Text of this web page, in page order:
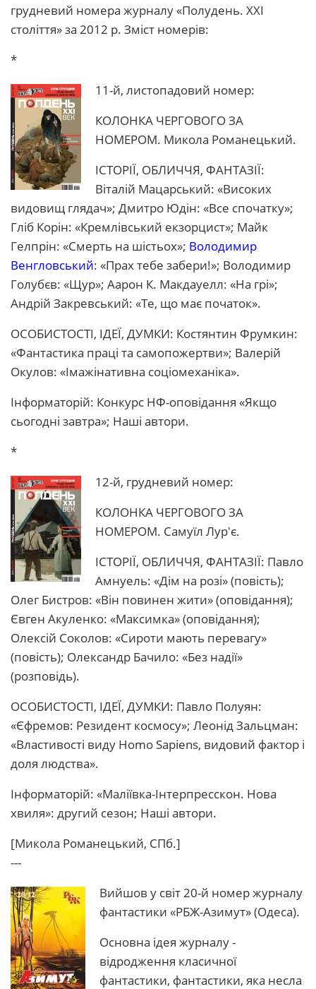
грудневий номера журналу «Полудень. XXI
століття» за 2012 р. Зміст номерів:
*
11-й, листопадовий номер:
КОЛОНКА ЧЕРГОВОГО ЗА
НОМЕРОМ. Микола Романецький.
ІСТОРІЇ, ОБЛИЧЧЯ, ФАНТАЗІЇ:
Віталій Мацарський: «Високих
видовищ глядач»; Дмитро Юдін: «Все спочатку»;
Гліб Корін: «Кремлівський екзорцист»; Майк
Гелпрін: «Смерть на шістьох»; Володимир
Венгловський: «Прах тебе забери!»; Володимир
Голубєв: «Щур»; Аарон К. Макдауелл: «На грі»;
Андрій Закревський: «Те, що має початок».
ОСОБИСТОСТІ, ІДЕЇ, ДУМКИ: Костянтин Фрумкин:
«Фантастика праці та самопожертви»; Валерій
Окулов: «Імажінативна соціомеханіка».
Інформаторій: Конкурс НФ-оповідання «Якщо
сьогодні завтра»; Наші автори.
*
12-й, грудневий номер:
КОЛОНКА ЧЕРГОВОГО ЗА
НОМЕРОМ. Самуїл Лур'є.
ІСТОРІЇ, ОБЛИЧЧЯ, ФАНТАЗІЇ: Павло
Амнуель: «Дім на розі» (повість);
Олег Бистров: «Він повинен жити» (оповідання);
Євген Акуленко: «Максимка» (оповідання);
Олексій Соколов: «Сироти мають перевагу»
(повість); Олександр Бачило: «Без надії»
(розповідь).
ОСОБИСТОСТІ, ІДЕЇ, ДУМКИ: Павло Полуян:
«Єфремов: Резидент космосу»; Леонід Зальцман:
«Властивості виду Homo Sapiens, видовий фактор і
доля людства».
Інформаторій: «Маліївка-Інтерпресскон. Нова
хвиля»: другий сезон; Наші автори.
[Микола Романецький, СПб.]
---
Вийшов у світ 20-й номер журналу
фантастики «РБЖ-Азимут» (Одеса).
Основна ідея журналу -
відродження класичної
фантастики, фантастики, яка несла